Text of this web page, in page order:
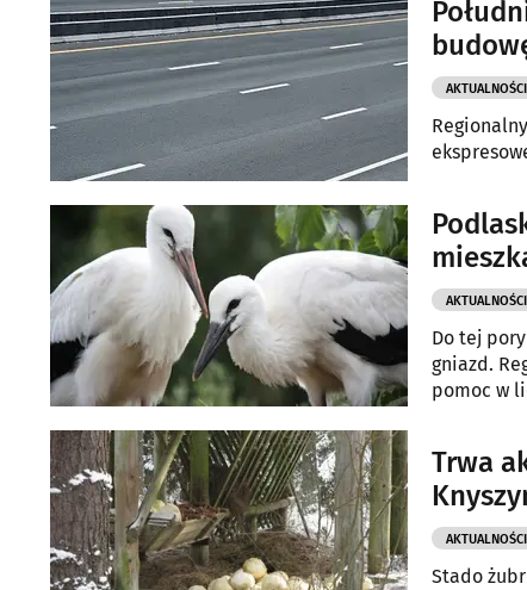
AKTUALNOŚCI
AKTUALNOŚCI
Do tej
gniazd.
pomoc w
Trwa
AKTUALNOŚCI
Stado